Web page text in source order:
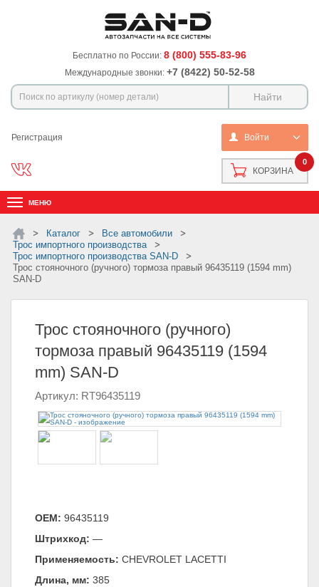
Бесплатно по России: 8 (800) 555-83-96
Международные звонки: +7 (8422) 50-52-58
Регистрация Войти
0
КОРЗИНА
МЕНЮ
Каталог
Все автомобили
Трос импортного производства
Трос импортного производства SAN-D
Трос стояночного (ручного) тормоза правый 96435119 (1594 mm)
SAN-D
Трос стояночного (ручного)
тормоза правый 96435119 (1594
mm) SAN-D
Артикул: RT96435119
ОЕМ: 96435119
Штрихкод: —
Применяемость: CHEVROLET LACETTI
Длина, мм: 385